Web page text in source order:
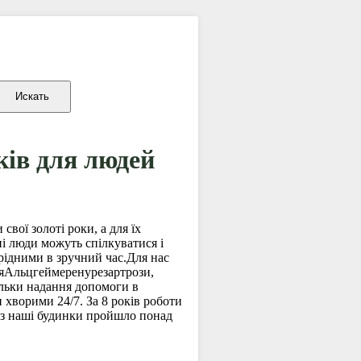
для людей
золоті роки, а для їх
люди можуть спілкуватися і
в зручний час.Для нас
надання допомоги в
хворими 24/7. За 8 років роботи
наші будинки пройшло понад